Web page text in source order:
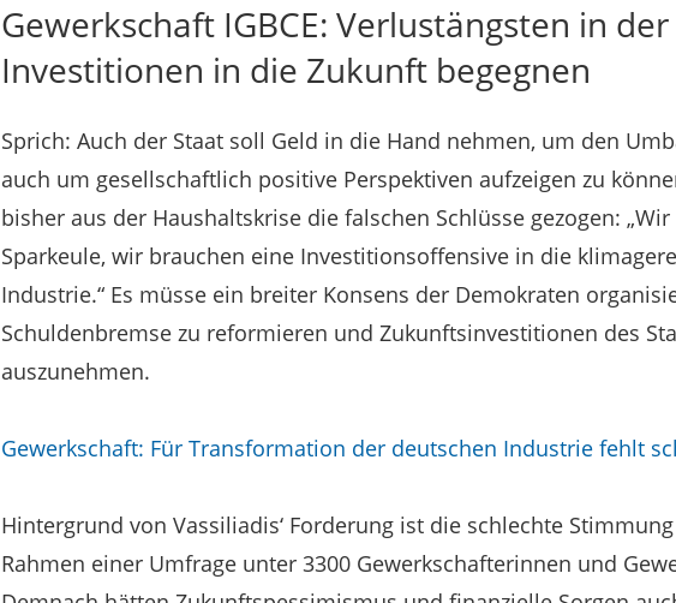
Gewerkschaft IGBCE: Verlustängsten in
Investitionen in die Zukunft begegnen
Sprich: Auch der Staat soll Geld in die Hand nehmen, um den
auch um gesellschaftlich positive Perspektiven aufzeigen zu
bisher aus der Haushaltskrise die falschen Schlüsse gezogen:
Sparkeule, wir brauchen eine Investitionsoffensive in die
Industrie.“ Es müsse ein breiter Konsens der Demokraten
Schuldenbremse zu reformieren und Zukunftsinvestitionen des
auszunehmen.
Gewerkschaft: Für Transformation der deutschen Industrie fehlt
Hintergrund von Vassiliadis‘ Forderung ist die schlechte
Rahmen einer Umfrage unter 3300 Gewerkschafterinnen und